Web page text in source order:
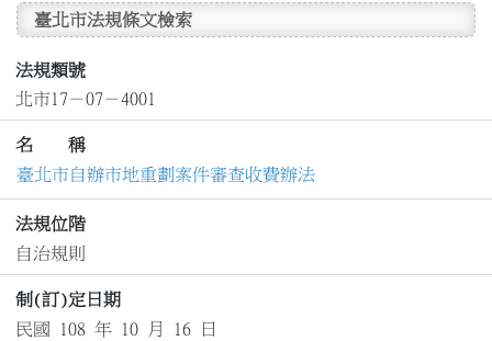
臺北市法規條文檢索
法規類號
北市17－07－4001
名 稱
臺北市自辦市地重劃案件審查收費辦法
法規位階
自治規則
制(訂)定日期
民國 108 年 10 月 16 日